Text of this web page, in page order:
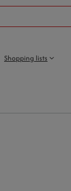
Shopping lists